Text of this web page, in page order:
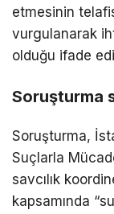
etmesinin
vurgulanarak
olduğu ifade
Soruşturma
Soruşturma,
Suçlarla
savcılık
kapsamında